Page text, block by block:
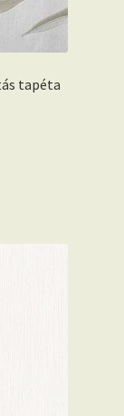
tapéta